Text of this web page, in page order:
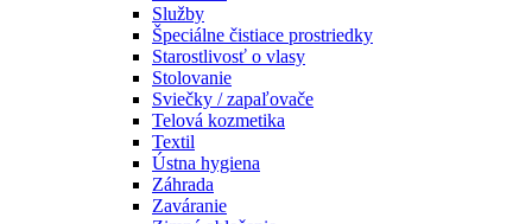
Služby
Špeciálne čistiace prostriedky
Starostlivosť o vlasy
Stolovanie
Sviečky / zapaľovače
Telová kozmetika
Textil
Ústna hygiena
Záhrada
Zaváranie